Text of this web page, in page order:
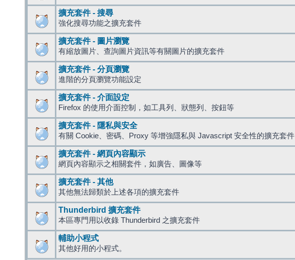
擴充套件 - 搜尋
強化搜尋功能之擴充套件
擴充套件 - 圖片瀏覽
有縮放圖片、查詢圖片資訊等有關圖片的擴充套件
擴充套件 - 分頁瀏覽
進階的分頁瀏覽功能設定
擴充套件 - 介面設定
Firefox 的使用介面控制，如工具列、狀態列、按鈕等
擴充套件 - 隱私與安全
有關 Cookie、密碼、Proxy 等增強隱私與 Javascript 安全性的擴充套件
擴充套件 - 網頁內容顯示
網頁內容顯示之相關套件，如廣告、圖像等
擴充套件 - 其他
其他無法歸類於上述各項的擴充套件
Thunderbird 擴充套件
本區專門用以收錄 Thunderbird 之擴充套件
輔助小程式
其他好用的小程式。